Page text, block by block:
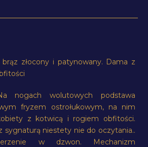
złocony i patynowany. Dama z
nogach wolutowych podstawa
fryzem ostrołukowym, na nim
z kotwicą i rogiem obfitości.
sygnaturą niestety nie do oczytania..
w dzwon. Mechanizm